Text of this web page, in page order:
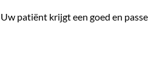
Uw patiënt krijgt een goed en